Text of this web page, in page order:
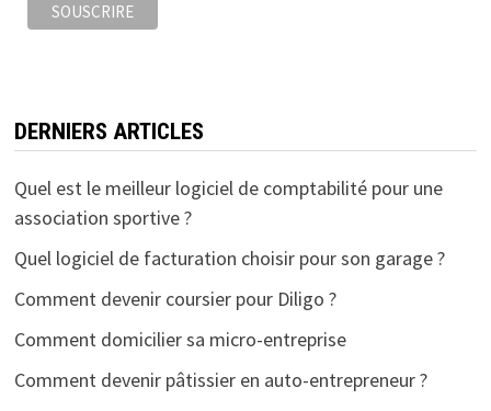
DERNIERS ARTICLES
Quel est le meilleur logiciel de comptabilité pour une
association sportive ?
Quel logiciel de facturation choisir pour son garage ?
Comment devenir coursier pour Diligo ?
Comment domicilier sa micro-entreprise
Comment devenir pâtissier en auto-entrepreneur ?